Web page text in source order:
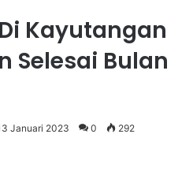
Kayutangan
Selesai Bulan
Januari 2023 0 292